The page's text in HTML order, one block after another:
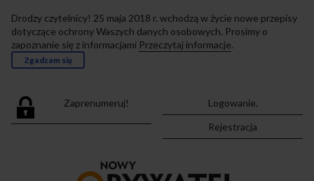
Drodzy czytelnicy! 25 maja 2018 r. wchodzą w życie nowe przepisy
dotyczące ochrony Waszych danych osobowych. Prosimy o
zapoznanie się z informacjami Przeczytaj informacje.
Zgadzam się
Zaprenumeruj!
Logowanie.
Rejestracja